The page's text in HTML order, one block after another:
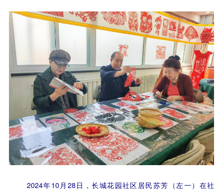
2024年10月28日，长城花园社区居民苏芳（左一）在社